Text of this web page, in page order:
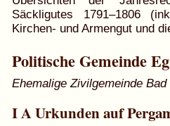
Säckligutes 1791–1806
Kirchen- und Armengut und
Politische Gemeinde
Ehemalige Zivilgemeinde Bad
I A Urkunden auf